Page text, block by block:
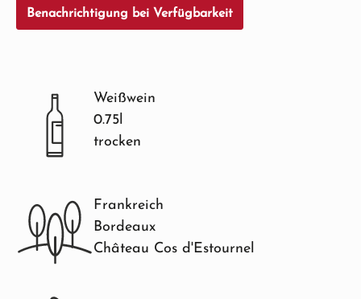
Benachrichtigung bei Verfügbarkeit
Weißwein
0.75l
trocken
Frankreich
Bordeaux
Château Cos d'Estournel